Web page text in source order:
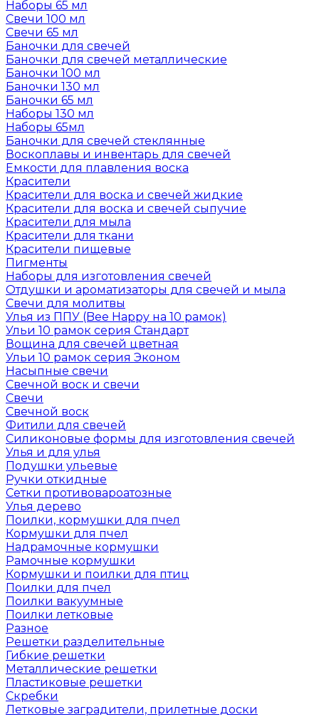
Наборы 65 мл
Свечи 100 мл
Свечи 65 мл
Баночки для свечей
Баночки для свечей металлические
Баночки 100 мл
Баночки 130 мл
Баночки 65 мл
Наборы 130 мл
Наборы 65мл
Баночки для свечей стеклянные
Воскоплавы и инвентарь для свечей
Емкости для плавления воска
Красители
Красители для воска и свечей жидкие
Красители для воска и свечей сыпучие
Красители для мыла
Красители для ткани
Красители пищевые
Пигменты
Наборы для изготовления свечей
Отдушки и ароматизаторы для свечей и мыла
Свечи для молитвы
Улья из ППУ (Bee Happy на 10 рамок)
Ульи 10 рамок серия Стандарт
Вощина для свечей цветная
Ульи 10 рамок серия Эконом
Насыпные свечи
Свечной воск и свечи
Свечи
Свечной воск
Фитили для свечей
Силиконовые формы для изготовления свечей
Улья и для улья
Подушки ульевые
Ручки откидные
Сетки противовароатозные
Улья дерево
Поилки, кормушки для пчел
Кормушки для пчел
Надрамочные кормушки
Рамочные кормушки
Кормушки и поилки для птиц
Поилки для пчел
Поилки вакуумные
Поилки летковые
Разное
Решетки разделительные
Гибкие решетки
Металлические решетки
Пластиковые решетки
Скребки
Летковые заградители, прилетные доски